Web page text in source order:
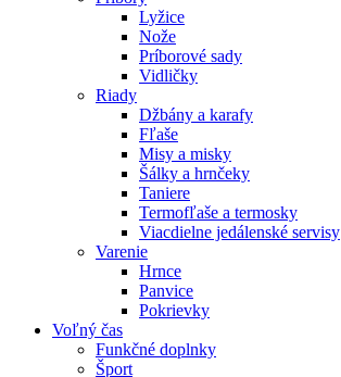
Lyžice
Nože
Príborové sady
Vidličky
Riady
Džbány a karafy
Fľaše
Misy a misky
Šálky a hrnčeky
Taniere
Termofľaše a termosky
Viacdielne jedálenské servisy
Varenie
Hrnce
Panvice
Pokrievky
Voľný čas
Funkčné doplnky
Šport